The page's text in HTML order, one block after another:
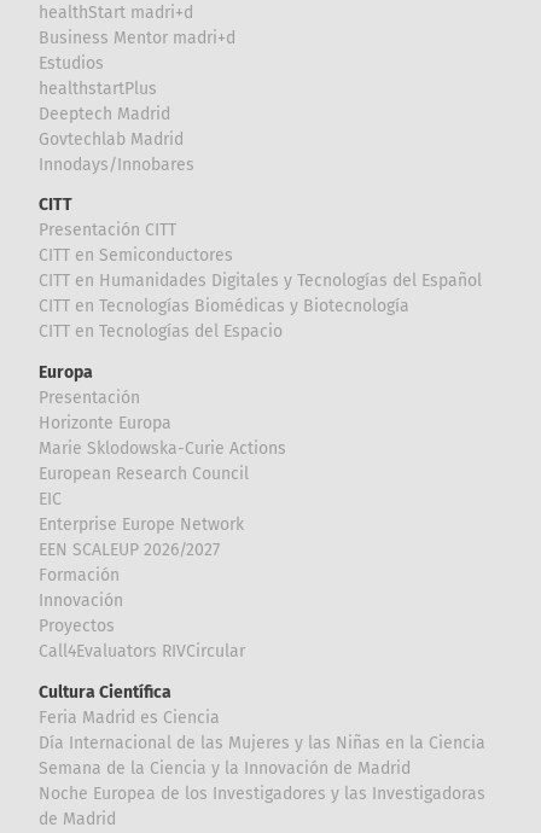
healthStart madri+d
Business Mentor madri+d
Estudios
healthstartPlus
Deeptech Madrid
Govtechlab Madrid
Innodays/Innobares
CITT
Presentación CITT
CITT en Semiconductores
CITT en Humanidades Digitales y Tecnologías del Español
CITT en Tecnologías Biomédicas y Biotecnología
CITT en Tecnologías del Espacio
Europa
Presentación
Horizonte Europa
Marie Sklodowska-Curie Actions
European Research Council
EIC
Enterprise Europe Network
EEN SCALEUP 2026/2027
Formación
Innovación
Proyectos
Call4Evaluators RIVCircular
Cultura Científica
Feria Madrid es Ciencia
Día Internacional de las Mujeres y las Niñas en la Ciencia
Semana de la Ciencia y la Innovación de Madrid
Noche Europea de los Investigadores y las Investigadoras
de Madrid